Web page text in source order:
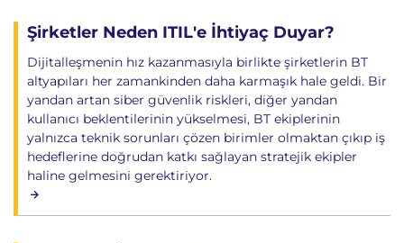
Şirketler Neden ITIL'e İhtiyaç Duyar?
Dijitalleşmenin hız kazanmasıyla birlikte şirketlerin BT
altyapıları her zamankinden daha karmaşık hale geldi. Bir
yandan artan siber güvenlik riskleri, diğer yandan
kullanıcı beklentilerinin yükselmesi, BT ekiplerinin
yalnızca teknik sorunları çözen birimler olmaktan çıkıp iş
hedeflerine doğrudan katkı sağlayan stratejik ekipler
haline gelmesini gerektiriyor.